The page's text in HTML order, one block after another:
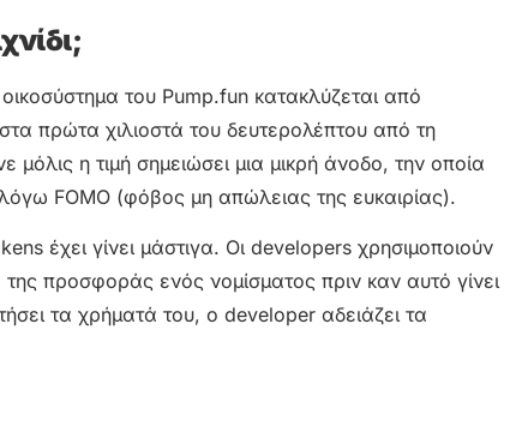
του Pump.fun κατακλύζεται από
πρώτα χιλιοστά του δευτερολέπτου από τη
η τιμή σημειώσει μια μικρή άνοδο, την οποία
FOMO (φόβος μη απώλειας της ευκαιρίας).
έχει γίνει μάστιγα. Οι developers χρησιμοποιούν
προσφοράς ενός νομίσματος πριν καν αυτό γίνει
τα χρήματά του, ο developer αδειάζει τα